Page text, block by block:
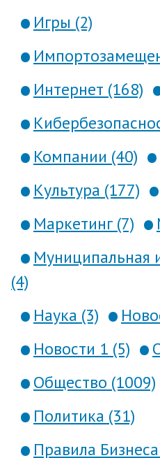
Игры (2)
Интернет (168)
Компании (40)
Культура (177)
Маркетинг (7)
Муниципальная
(4)
Наука (3)
Новости 1 (5)
Общество (1009)
Политика (31)
Правила